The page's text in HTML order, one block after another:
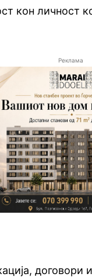
кон личност
Реклама
договори